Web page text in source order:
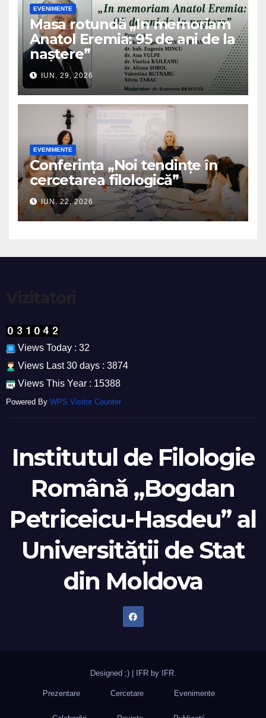
EVENIMENTE
Masa rotundă „In memoriam
Anatol Eremia: 95 de ani de la
naștere”
IUN. 29, 2026
EVENIMENTE
Conferința „Noi tendințe în
cercetarea filologică”
IUN. 22, 2026
Views Today : 32
Views Last 30 days : 3874
Views This Year : 15388
Powered By WPS Visitor Counter
Institutul de Filologie
Română „Bogdan
Petriceicu-Hasdeu” al
Universității de Stat
din Moldova
Designed ;) IFR by IFR.
Prezentare Cercetare Evenimente